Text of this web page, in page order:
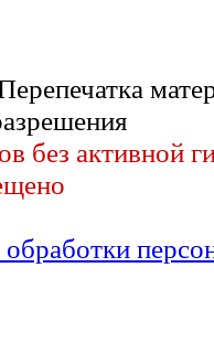
без активной